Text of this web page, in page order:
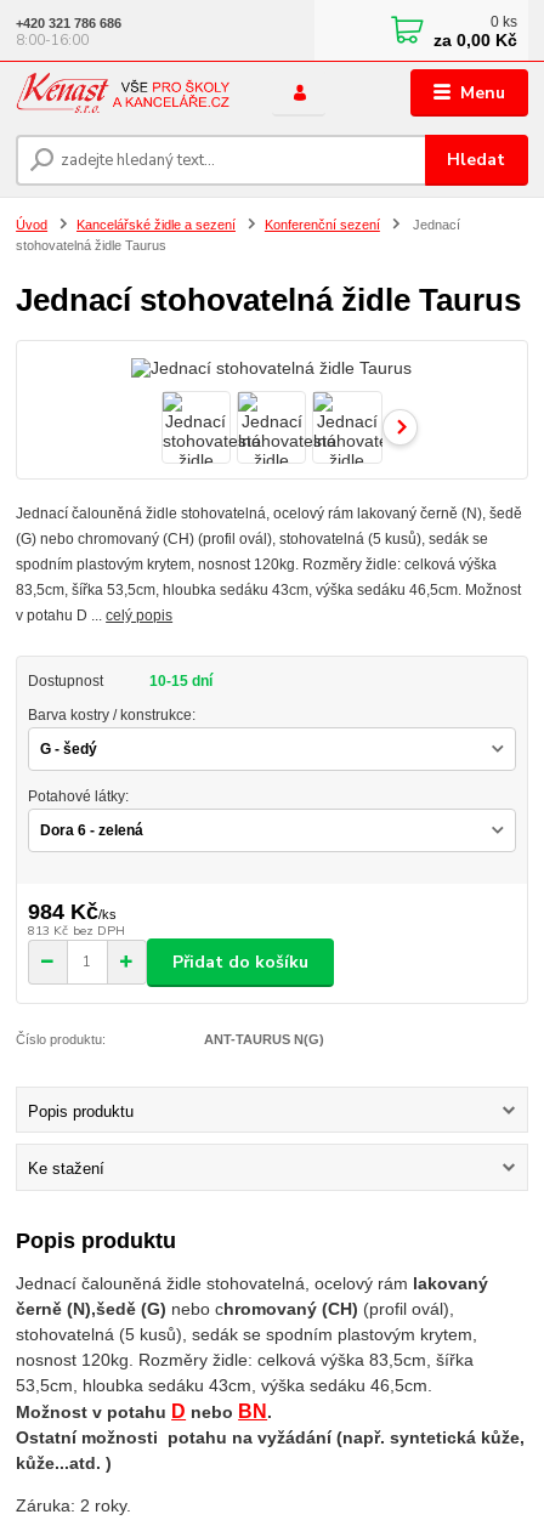
Menu
Hledat
+420 321 786 686
8:00-16:00
0 ks
za 0,00 Kč
Úvod Kancelářské židle a sezení Konferenční sezení
Jednací
stohovatelná židle Taurus
Jednací stohovatelná židle Taurus
Jednací čalouněná židle stohovatelná, ocelový rám lakovaný černě (N), šedě
(G) nebo chromovaný (CH) (profil ovál), stohovatelná (5 kusů), sedák se
spodním plastovým krytem, nosnost 120kg. Rozměry židle: celková výška
83,5cm, šířka 53,5cm, hloubka sedáku 43cm, výška sedáku 46,5cm. Možnost
v potahu D ...celý popis
Dostupnost 10-15 dní
Barva kostry / konstrukce:
Potahové látky:
984 Kč/ks
813 Kč bez DPH
Přidat do košíku
Číslo produktu: ANT-TAURUS N(G)
Popis produktu
Ke stažení
Popis produktu
Jednací čalouněná židle stohovatelná, ocelový rám lakovaný
černě (N),šedě (G) nebo chromovaný (CH) (profil ovál),
stohovatelná (5 kusů), sedák se spodním plastovým krytem,
nosnost 120kg. Rozměry židle: celková výška 83,5cm, šířka
53,5cm, hloubka sedáku 43cm, výška sedáku 46,5cm.
Možnost v potahu D nebo BN .
Ostatní možnosti potahu na vyžádání (např. syntetická kůže,
kůže...atd. )
Záruka: 2 roky.